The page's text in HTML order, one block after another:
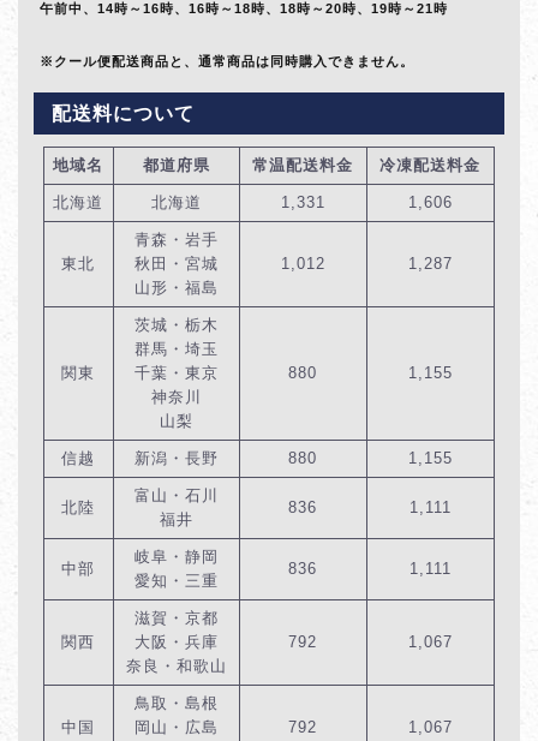
午前中、14時～16時、16時～18時、18時～20時、19時～21時
※クール便配送商品と、通常商品は同時購入できません。
配送料について
地域名 都道府県 常温配送料金 冷凍配送料金
北海道 北海道 1,331 1,606
東北
青森・岩手
秋田・宮城
山形・福島
1,012 1,287
関東
茨城・栃木
群馬・埼玉
千葉・東京
神奈川
山梨
880 1,155
信越 新潟・長野 880 1,155
北陸
富山・石川
福井
836 1,111
中部
岐阜・静岡
愛知・三重
836 1,111
関西
滋賀・京都
大阪・兵庫
奈良・和歌山
792 1,067
中国
鳥取・島根
岡山・広島
792 1,067